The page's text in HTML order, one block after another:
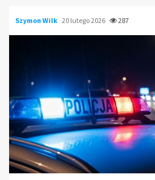
Szymon Wilk 20 lutego 2026 287